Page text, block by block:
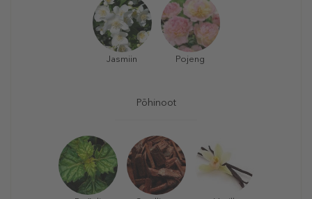
Jasmiin Pojeng
Põhinoot